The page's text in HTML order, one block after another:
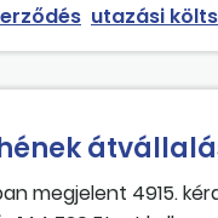
utazási
megjelent 4915.